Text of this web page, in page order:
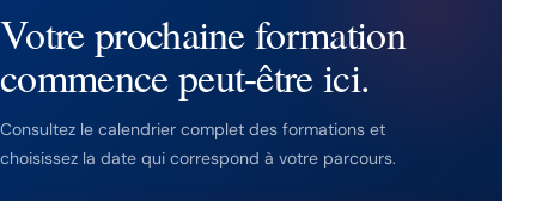
Votre prochaine formation
commence peut-être ici.
Consultez le calendrier complet des formations et
choisissez la date qui correspond à votre parcours.